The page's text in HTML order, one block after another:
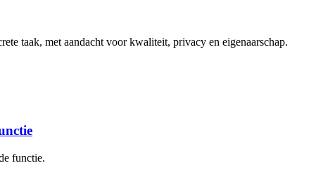
taak, met aandacht voor kwaliteit, privacy en eigenaarschap.
functie.